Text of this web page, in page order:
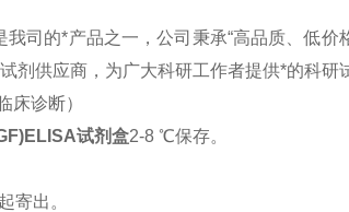
我司的*产品之一，公司秉承“高品质、低价
剂供应商，为广大科研工作者提供*的
床诊断）
试剂盒2-8 ℃保存。
寄出。